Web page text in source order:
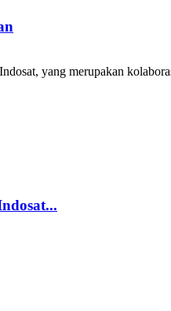
yang merupakan